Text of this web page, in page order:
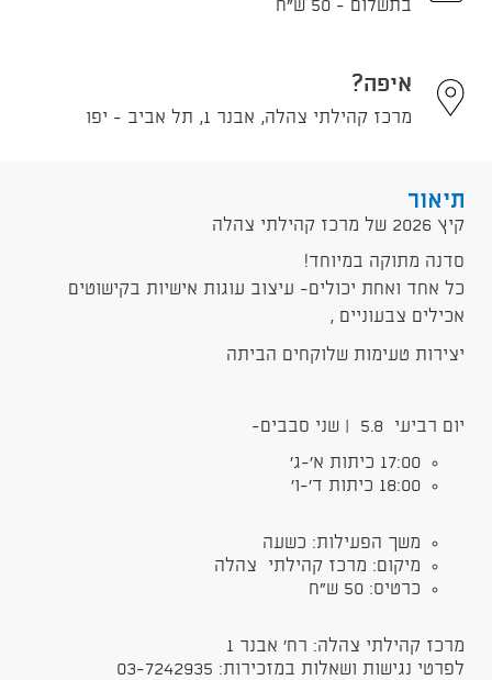
בתשלום - 50 ש"ח
איפה?
מרכז קהילתי צהלה, אבנר 1, תל אביב - יפו
תיאור
קיץ 2026 של מרכז קהילתי צהלה
סדנה מתוקה במיוחד!
כל אחד ואחת יכולים- עיצוב עוגות אישיות בקישוטים
אכילים צבעוניים ,
יצירות טעימות שלוקחים הביתה
יום רביעי 5.8 | שני סבבים-
17:00 כיתות א'-ג'
18:00 כיתות ד'-ו'
משך הפעילות: כשעה
מיקום: מרכז קהילתי צהלה
כרטיס: 50 ש"ח
מרכז קהילתי צהלה: רח' אבנר 1
לפרטי נגישות ושאלות במזכירות: 03-7242935